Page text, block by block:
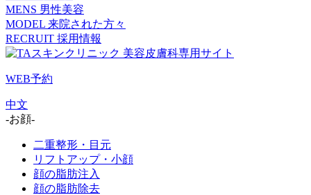
MENS 男性美容
MODEL 来院された方々
RECRUIT 採用情報
WEB予約
中文
-お顔-
二重整形・目元
リフトアップ・小顔
顔の脂肪注入
顔の脂肪除去